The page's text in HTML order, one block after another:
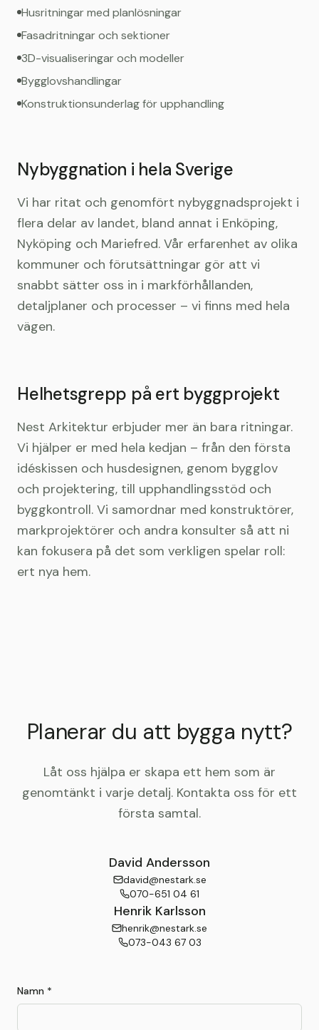
Husritningar med planlösningar
Fasadritningar och sektioner
3D-visualiseringar och modeller
Bygglovshandlingar
Konstruktionsunderlag för upphandling
Nybyggnation i hela Sverige
Vi har ritat och genomfört nybyggnadsprojekt i
flera delar av landet, bland annat i Enköping,
Nyköping och Mariefred. Vår erfarenhet av olika
kommuner och förutsättningar gör att vi
snabbt sätter oss in i markförhållanden,
detaljplaner och processer – vi finns med hela
vägen.
Helhetsgrepp på ert byggprojekt
Nest Arkitektur erbjuder mer än bara ritningar.
Vi hjälper er med hela kedjan – från den första
idéskissen och husdesignen, genom bygglov
och projektering, till upphandlingsstöd och
byggkontroll. Vi samordnar med konstruktörer,
markprojektörer och andra konsulter så att ni
kan fokusera på det som verkligen spelar roll:
ert nya hem.
Planerar du att bygga nytt?
Låt oss hjälpa er skapa ett hem som är
genomtänkt i varje detalj. Kontakta oss för ett
första samtal.
David Andersson
david@nestark.se
070-651 04 61
Henrik Karlsson
henrik@nestark.se
073-043 67 03
Namn *